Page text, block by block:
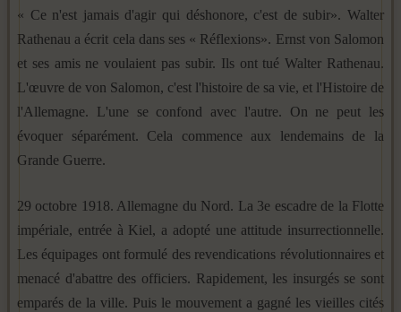
« Ce n'est jamais d'agir qui déshonore, c'est de subir». Walter
Rathenau a écrit cela dans ses « Réflexions». Ernst von Salomon
et ses amis ne voulaient pas subir. Ils ont tué Walter Rathenau.
L'œuvre de von Salomon, c'est l'histoire de sa vie, et l'Histoire de
l'Allemagne. L'une se confond avec l'autre. On ne peut les
évoquer séparément. Cela commence aux lendemains de la
Grande Guerre.
29 octobre 1918. Allemagne du Nord. La 3e escadre de la Flotte
impériale, entrée à Kiel, a adopté une attitude insurrectionnelle.
Les équipages ont formulé des revendications révolutionnaires et
menacé d'abattre des officiers. Rapidement, les insurgés se sont
emparés de la ville. Puis le mouvement a gagné les vieilles cités